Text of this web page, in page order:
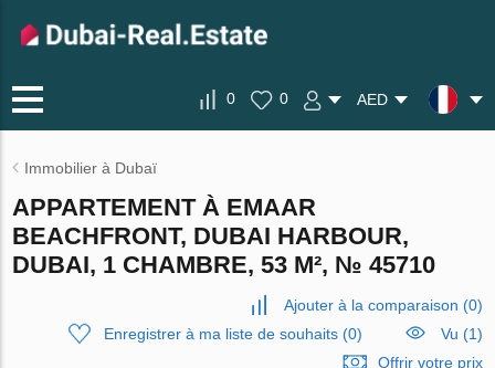
0 0 AED
Immobilier à Dubaï
APPARTEMENT À EMAAR
BEACHFRONT, DUBAI HARBOUR,
DUBAI, 1 CHAMBRE, 53 M², № 45710
Ajouter à la comparaison (0)
Enregistrer à ma liste de souhaits(0)
Vu (1)
Offrir votre prix